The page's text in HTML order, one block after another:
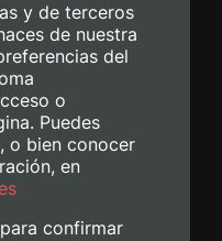
y de terceros
de nuestra
del
o
Puedes
o bien conocer
en
confirmar